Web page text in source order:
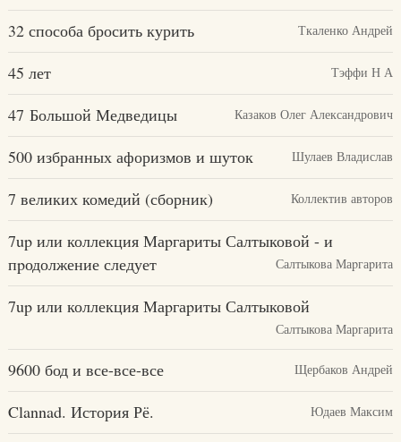
32 способа бросить курить Ткаленко Андрей
45 лет Тэффи Н А
47 Большой Медведицы Казаков Олег Александрович
500 избранных афоризмов и шуток Шулаев Владислав
7 великих комедий (сборник) Коллектив авторов
7up или коллекция Маpгаpиты Салтыковой - и
пpодолжение следует
Салтыкова Маpгаpита
7up или коллекция Маpгаpиты Салтыковой
Салтыкова Маргарита
9600 бод и все-все-все Щербаков Андрей
Clannad. История Рё. Юдаев Максим